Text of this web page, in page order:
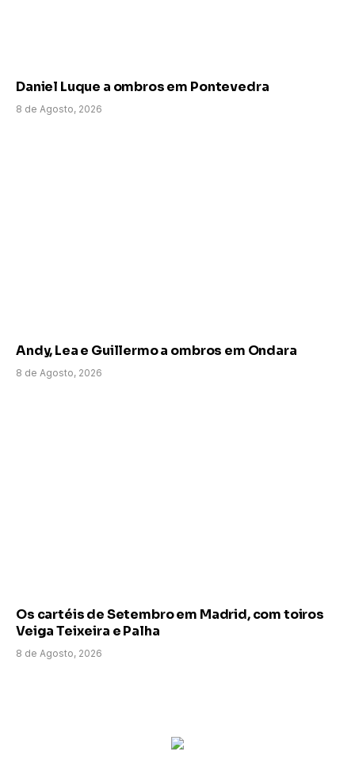
Daniel Luque a ombros em Pontevedra
8 de Agosto, 2026
Andy, Lea e Guillermo a ombros em Ondara
8 de Agosto, 2026
Os cartéis de Setembro em Madrid, com toiros
Veiga Teixeira e Palha
8 de Agosto, 2026